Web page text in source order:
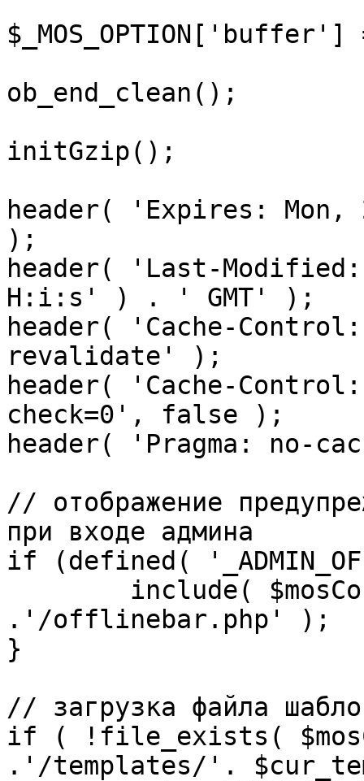
ob_end_clean();
initGzip();
header( 'Expires: Mon,
);
header( 'Last-
H:i:s' ) . ' GMT' );
header( 'Cache-
revalidate' );
header( 'Cache-
check=0', false );
header( 'Pragma: no-
// отображение
при входе админа
if (defined(
.'/offlinebar.php' );
}
// загрузка файла
if ( !file_exists(
.'/templates/'.